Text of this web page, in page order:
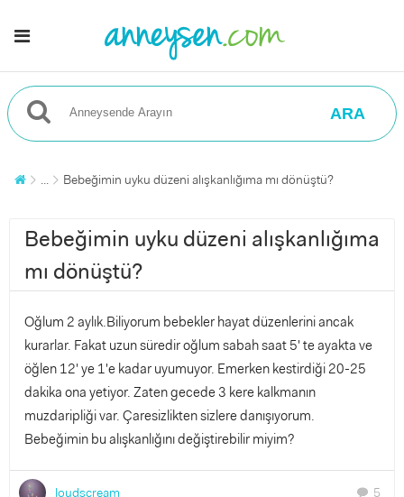
ARA
... Bebeğimin uyku düzeni alışkanlığıma mı dönüştü?
Bebeğimin uyku düzeni alışkanlığıma
mı dönüştü?
Oğlum 2 aylık.Biliyorum bebekler hayat düzenlerini ancak
kurarlar. Fakat uzun süredir oğlum sabah saat 5' te ayakta ve
öğlen 12' ye 1'e kadar uyumuyor. Emerken kestirdiği 20-25
dakika ona yetiyor. Zaten gecede 3 kere kalkmanın
muzdaripliği var. Çaresizlikten sizlere danışıyorum.
Bebeğimin bu alışkanlığını değiştirebilir miyim?
loudscream chat 5